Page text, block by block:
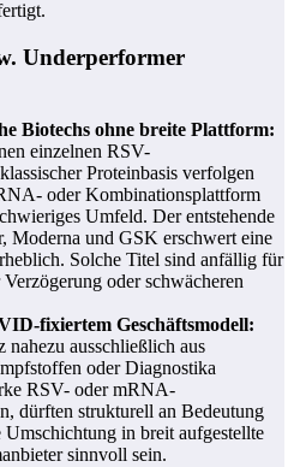
Underperformer
Biotechs ohne breite Plattform:
einzelnen RSV-
Proteinbasis verfolgen
oder Kombinationsplattform
Umfeld. Der entstehende
Moderna und GSK erschwert eine
Solche Titel sind anfällig für
oder schwächeren
fixiertem Geschäftsmodell:
ausschließlich aus
oder Diagnostika
RSV- oder mRNA-
dürften strukturell an Bedeutung
in breit aufgestellte
sinnvoll sein.